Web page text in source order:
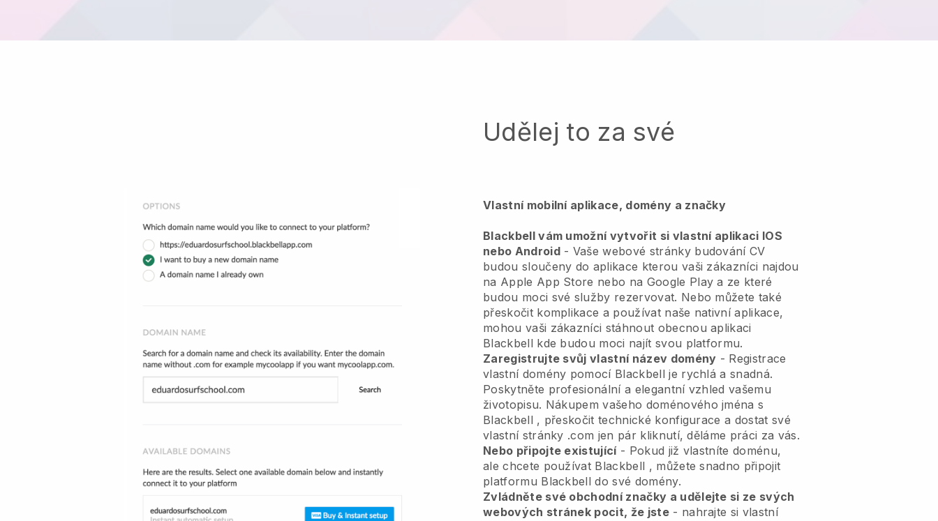
Udělej to za své
Vlastní mobilní aplikace, domény a značky
Blackbell vám umožní vytvořit si vlastní aplikaci IOS
nebo Android- Vaše webové stránky budování CV
budou sloučeny do aplikace kterou vaši zákazníci najdou
na Apple App Store nebo na Google Play a ze které
budou moci své služby rezervovat. Nebo můžete také
přeskočit komplikace a používat naše nativní aplikace,
mohou vaši zákazníci stáhnout obecnou aplikaci
Blackbell kde budou moci najít svou platformu.
Zaregistrujte svůj vlastní název domény - Registrace
vlastní domény pomocí Blackbell je rychlá a snadná.
Poskytněte profesionální a elegantní vzhled vašemu
životopisu. Nákupem vašeho doménového jména s
Blackbell , přeskočit technické konfigurace a dostat své
vlastní stránky .com jen pár kliknutí, děláme práci za vás.
Nebo připojte existující- Pokud již vlastníte doménu,
ale chcete používat Blackbell , můžete snadno připojit
platformu Blackbell do své domény.
Zvládněte své obchodní značky a udělejte si ze svých
webových stránek pocit, že jste- nahrajte si vlastní